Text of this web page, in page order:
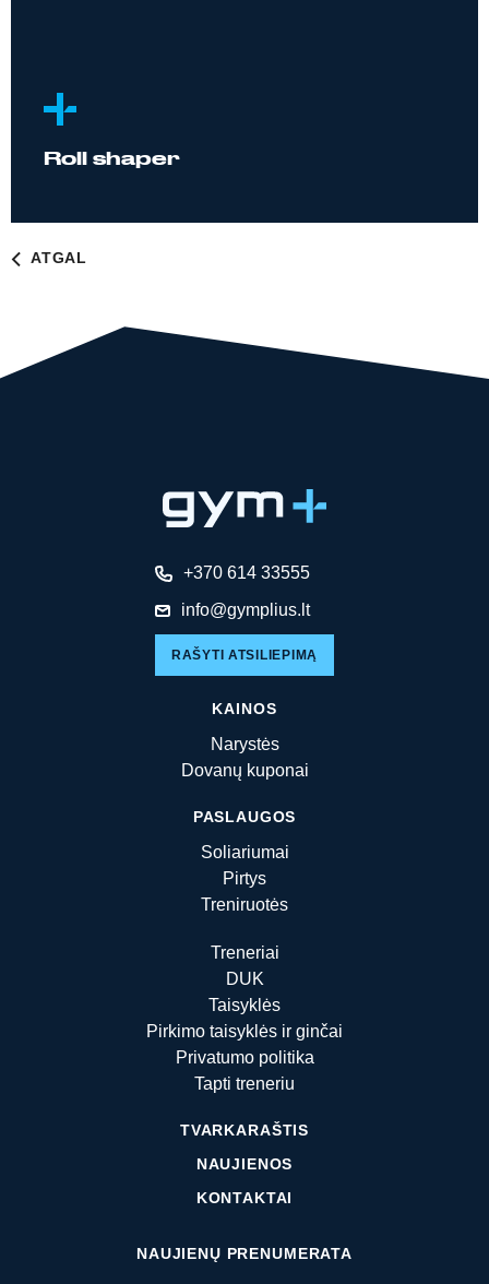
Roll shaper
ATGAL
+370 614 33555
info@gymplius.lt
RAŠYTI ATSILIEPIMĄ
KAINOS
Narystės
Dovanų kuponai
PASLAUGOS
Soliariumai
Pirtys
Treniruotės
Treneriai
DUK
Taisyklės
Pirkimo taisyklės ir ginčai
Privatumo politika
Tapti treneriu
TVARKARAŠTIS
NAUJIENOS
KONTAKTAI
NAUJIENŲ PRENUMERATA